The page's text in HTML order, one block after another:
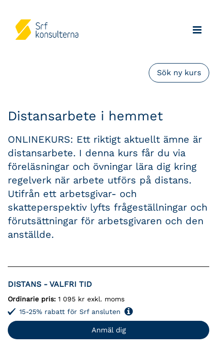
Sök ny kurs
Distansarbete i hemmet
ONLINEKURS: Ett riktigt aktuellt ämne är
distansarbete. I denna kurs får du via
föreläsningar och övningar lära dig kring
regelverk när arbete utförs på distans.
Utifrån ett arbetsgivar- och
skatteperspektiv lyfts frågeställningar och
förutsättningar för arbetsgivaren och den
anställde.
DISTANS - VALFRI TID
Ordinarie pris: 1 095 kr exkl. moms
15-25% rabatt för Srf ansluten
Anmäl dig